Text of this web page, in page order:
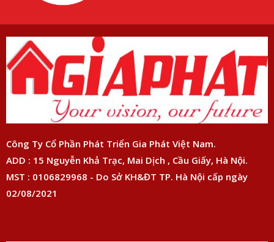
Công Ty Cổ Phần Phát Triển Gia Phát Việt Nam.
ADD : 15 Nguyễn Khả Trạc, Mai Dịch , Cầu Giấy, Hà Nội.
MST : 0106829968 - Do Sở KH&ĐT TP. Hà Nội cấp ngày
02/08/2021